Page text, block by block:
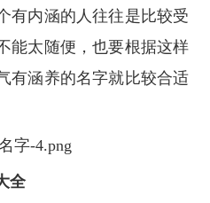
有内涵的人往往是比较受
能太随便，也要根据这样
有涵养的名字就比较合适
全